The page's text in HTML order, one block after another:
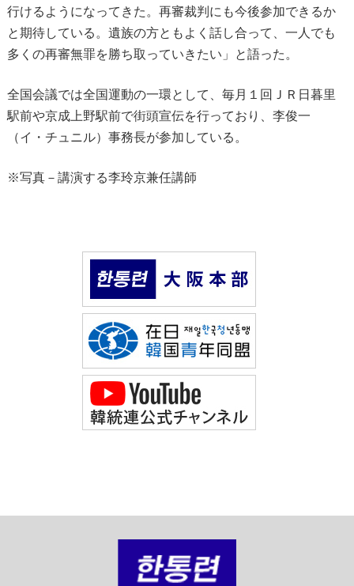
行けるようになってきた。再審裁判にも今後参加できるか
と期待している。遺族の方ともよく話し合って、一人でも
多くの再審無罪を勝ち取っていきたい」と語った。
全国会議では全国運動の一環として、毎月１回ＪＲ日暮里
駅前や京成上野駅前で街頭宣伝を行っており、李俊一
（イ・チュニル）事務長が参加している。
※写真－講演する李玲京兼任講師